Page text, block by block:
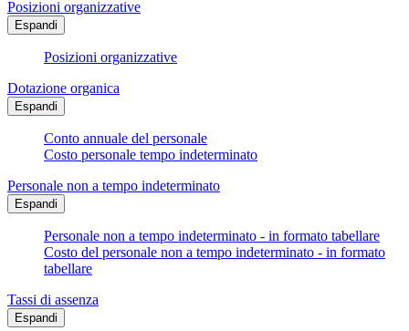
Posizioni organizzative
Espandi
Posizioni organizzative
Dotazione organica
Espandi
Conto annuale del personale
Costo personale tempo indeterminato
Personale non a tempo indeterminato
Espandi
Personale non a tempo indeterminato - in formato tabellare
Costo del personale non a tempo indeterminato - in formato
tabellare
Tassi di assenza
Espandi